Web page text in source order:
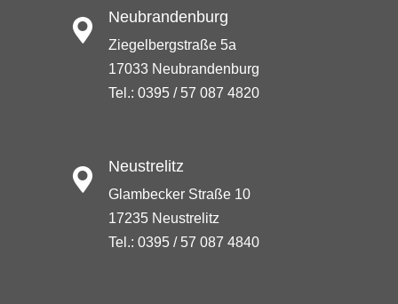
Neubrandenburg
Ziegelbergstraße 5a
17033 Neubrandenburg
Tel.: 0395 / 57 087 4820
Neustrelitz
Glambecker Straße 10
17235 Neustrelitz
Tel.: 0395 / 57 087 4840